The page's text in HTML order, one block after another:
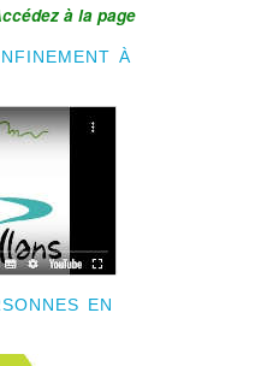
à la page
À
EN